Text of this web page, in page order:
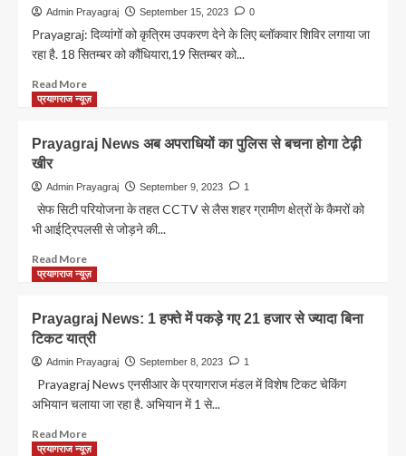
कई
फ्लाइट्स
संकट,उड़ानें
टिकट
क्या
Admin Prayagraj September 15, 2023 0
Prayagraj: दिव्यांगों को कृत्रिम उपकरण देने के लिए ब्लॉकवार शिविर लगाया जा
रहा है. 18 सितम्बर को कौंधियारा,19 सितम्बर को...
Read MoreRead
more
अंग
लिए
कराएं
सितम्बर
लगेगा
प्रयागराज न्यूज़
Prayagraj News अब अपराधियों का पुलिस से बचना होगा टेढ़ी
खीर
Admin Prayagraj September 9, 2023 1
सेफ सिटी परियोजना के तहत CCTV से लैस शहर ग्रामीण क्षेत्रों के कैमरों को
भी आईट्रिपलसी से जोड़ने की...
Read MoreRead
more
News
अब
अपराधियों
पुलिस
से
होगा
प्रयागराज न्यूज़
Prayagraj News: 1 हफ्ते में पकड़े गए 21 हजार से ज्यादा बिना
टिकट यात्री
Admin Prayagraj September 8, 2023 1
Prayagraj News एनसीआर के प्रयागराज मंडल में विशेष टिकट चेकिंग
अभियान चलाया जा रहा है. अभियान में 1 से...
Read MoreRead
more
प्रयागराज न्यूज़